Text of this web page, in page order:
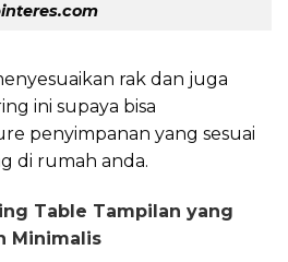
rak dan juga
ini supaya bisa
penyimpanan yang sesuai
di rumah anda.
Table Tampilan yang
Minimalis